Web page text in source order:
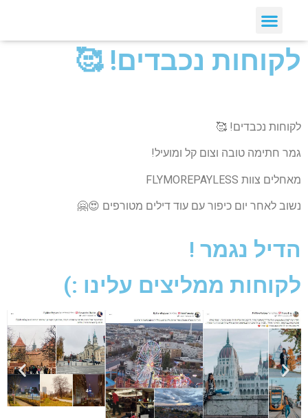
לקוחות נכבדים! 🥰
לקוחות נכבדים! 🥰
גמר חתימה טובה וצום קל ומועיל!
מאחלים צוות FLYMOREPAYLESS
נשוב לאחר יום כיפור עם עוד דילים מטורפים 😍🤗
הדיל נגמר !
לקוחות ממליצים עלינו :)